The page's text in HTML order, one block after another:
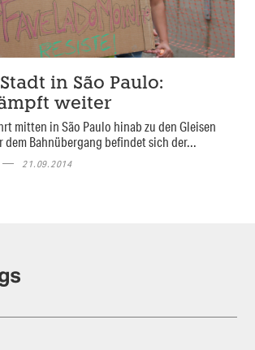
in São Paulo:
weiter
mitten in São Paulo hinab zu den Gleisen
Bahnübergang befindet sich der...
21.09.2014